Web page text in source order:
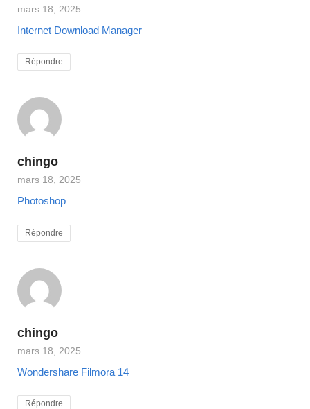
mars 18, 2025
Internet Download Manager
Répondre
chingo
mars 18, 2025
Photoshop
Répondre
chingo
mars 18, 2025
Wondershare Filmora 14
Répondre